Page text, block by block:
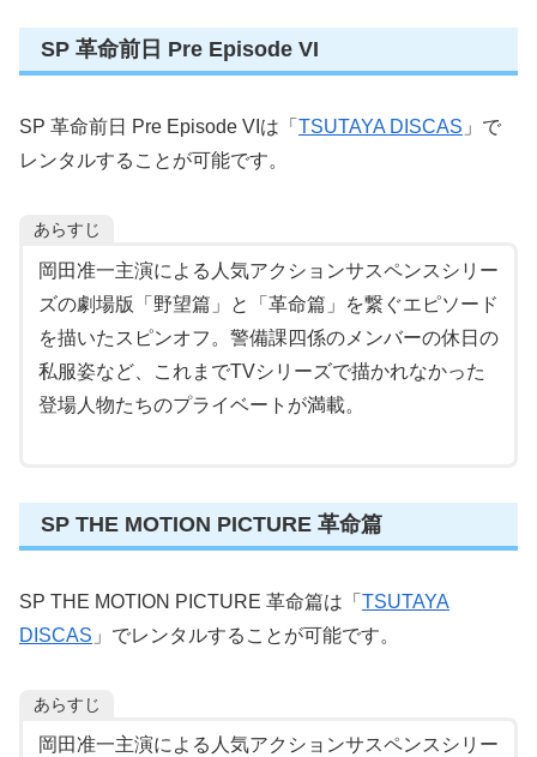
SP 革命前日 Pre Episode VI
SP 革命前日 Pre Episode VIは「 TSUTAYA DISCAS 」で
レンタルすることが可能です。
あらすじ
岡田准一主演による人気アクションサスペンスシリー
ズの劇場版「野望篇」と「革命篇」を繋ぐエピソード
を描いたスピンオフ。警備課四係のメンバーの休日の
私服姿など、これまでTVシリーズで描かれなかった
登場人物たちのプライベートが満載。
SP THE MOTION PICTURE 革命篇
SP THE MOTION PICTURE 革命篇は「 TSUTAYA
DISCAS 」でレンタルすることが可能です。
あらすじ
岡田准一主演による人気アクションサスペンスシリー